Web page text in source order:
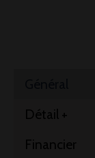
Détail +
Financier